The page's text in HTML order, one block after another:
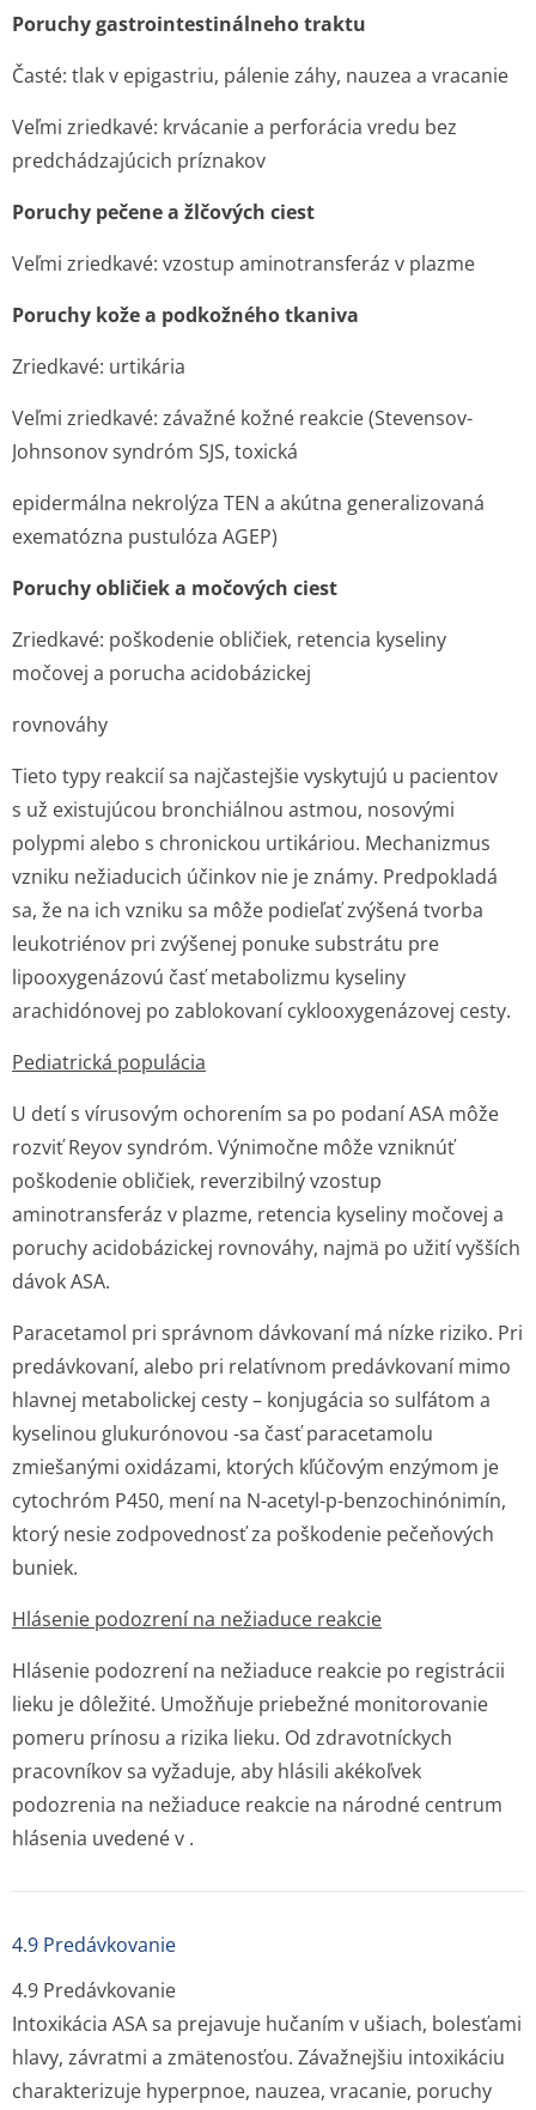
Poruchy gastrointesti­nálneho traktu
Časté: tlak v epigastriu, pálenie záhy, nauzea a vracanie
Veľmi zriedkavé: krvácanie a perforácia vredu bez
predchádzajúcich príznakov
Poruchy pečene a žlčových ciest
Veľmi zriedkavé: vzostup aminotransferáz v plazme
Poruchy kože a podkožného tkaniva
Zriedkavé: urtikária
Veľmi zriedkavé: závažné kožné reakcie (Stevensov-
Johnsonov syndróm SJS, toxická
epidermálna nekrolýza TEN a akútna generalizovaná
exematózna pustulóza AGEP)
Poruchy obličiek a močových ciest
Zriedkavé: poškodenie obličiek, retencia kyseliny
močovej a porucha acidobázickej
rovnováhy
Tieto typy reakcií sa najčastejšie vyskytujú u pacientov
s už existujúcou bronchiálnou astmou, nosovými
polypmi alebo s chronickou urtikáriou. Mechanizmus
vzniku nežiaducich účinkov nie je známy. Predpokladá
sa, že na ich vzniku sa môže podieľať zvýšená tvorba
leukotriénov pri zvýšenej ponuke substrátu pre
lipooxygenázovú časť metabolizmu kyseliny
arachidónovej po zablokovaní cyklooxygenázo­vej cesty.
Pediatrická populácia
U detí s vírusovým ochorením sa po podaní ASA môže
rozviť Reyov syndróm. Výnimočne môže vzniknúť
poškodenie obličiek, reverzibilný vzostup
aminotransferáz v plazme, retencia kyseliny močovej a
poruchy acidobázickej rovnováhy, najmä po užití vyšších
dávok ASA.
Paracetamol pri správnom dávkovaní má nízke riziko. Pri
predávkovaní, alebo pri relatívnom predávkovaní mimo
hlavnej metabolickej cesty – konjugácia so sulfátom a
kyselinou glukurónovou -sa časť paracetamolu
zmiešanými oxidázami, ktorých kľúčovým enzýmom je
cytochróm P450, mení na N-acetyl-p-benzochinónimín,
ktorý nesie zodpovednosť za poškodenie pečeňových
buniek.
Hlásenie podozrení na nežiaduce reakcie
Hlásenie podozrení na nežiaduce reakcie po registrácii
lieku je dôležité. Umožňuje priebežné monitorovanie
pomeru prínosu a rizika lieku. Od zdravotníckych
pracovníkov sa vyžaduje, aby hlásili akékoľvek
podozrenia na nežiaduce reakcie na národné centrum
hlásenia uvedené v .
4.9 Predávkovanie
4.9 Predávkovanie
Intoxikácia ASA sa prejavuje hučaním v ušiach, bolesťami
hlavy, závratmi a zmätenosťou. Závažnejšiu intoxikáciu
charakterizuje hyperpnoe, nauzea, vracanie, poruchy